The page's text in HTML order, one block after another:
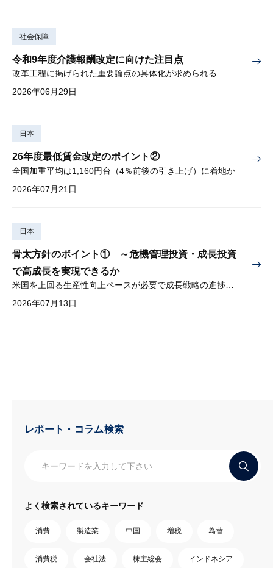
社会保障
令和9年度介護報酬改定に向けた注目点
改革工程に掲げられた重要論点の具体化が求められる
2026年06月29日
日本
26年度最低賃金改定のポイント②
全国加重平均は1,160円台（4％前後の引き上げ）に着地か
2026年07月21日
日本
骨太方針のポイント① ～危機管理投資・成長投資
で高成長を実現できるか
米国を上回る生産性向上ペースが必要で成長戦略の進捗管理も課題
2026年07月13日
レポート・コラム検索
よく検索されているキーワード
消費 製造業 中国 増税 為替
消費税 会社法 株主総会 インドネシア